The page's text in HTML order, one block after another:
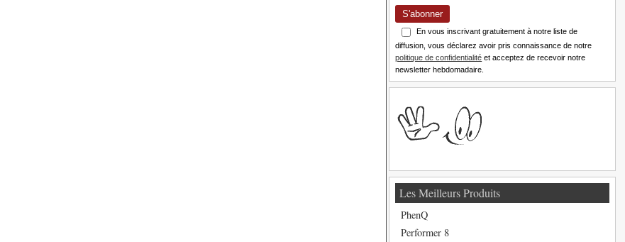
S'abonner
En vous inscrivant gratuitement à notre liste de
diffusion, vous déclarez avoir pris connaissance de notre
politique de confidentialité et acceptez de recevoir notre
newsletter hebdomadaire.
Les Meilleurs Produits
PhenQ
Performer 8